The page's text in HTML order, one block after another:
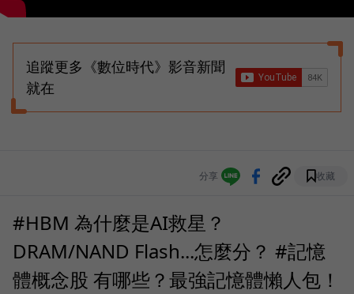
追蹤更多《數位時代》影音新聞
就在
分享 收藏
#HBM 為什麼是AI救星？
DRAM/NAND Flash...怎麼分？ #記憶
體概念股 有哪些？最強記憶體懶人包！